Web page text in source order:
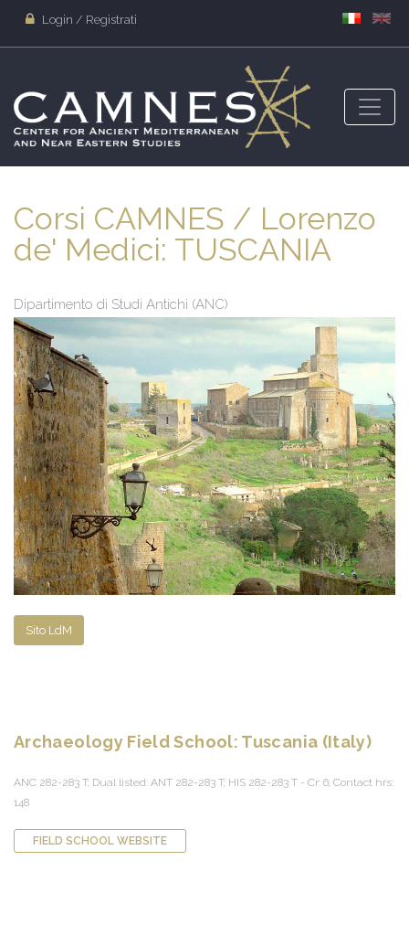
Login / Registrati
Corsi CAMNES / Lorenzo
de' Medici: TUSCANIA
Dipartimento di Studi Antichi (ANC)
Sito LdM
Archaeology Field School: Tuscania (Italy)
ANC 282-283 T; Dual listed: ANT 282-283 T; HIS 282-283 T - Cr: 6; Contact hrs:
148
FIELD SCHOOL WEBSITE